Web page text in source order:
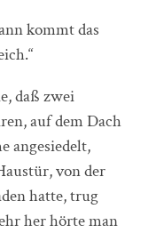
kommt das
daß zwei
auf dem Dach
angesiedelt,
von der
hatte, trug
her hörte man